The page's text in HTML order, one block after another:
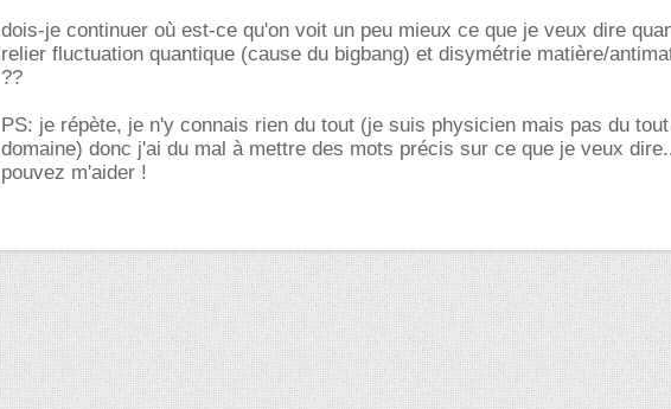
dois-je continuer où est-ce qu'on voit un peu mieux ce que je veux dire
relier fluctuation quantique (cause du bigbang) et disymétrie matière/
??
PS: je répète, je n'y connais rien du tout (je suis physicien mais pas du
domaine) donc j'ai du mal à mettre des mots précis sur ce que je veux
pouvez m'aider !